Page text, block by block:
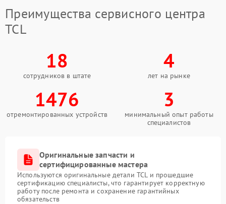
Преимущества сервисного центра
TCL
18
сотрудников в штате
4
лет на рынке
1476
отремонтированных устройств
3
минимальный опыт работы
специалистов
Оригинальные запчасти и
сертифицированные мастера
Используются оригинальные детали TCL и прошедшие
сертификацию специалисты, что гарантирует корректную
работу после ремонта и сохранение гарантийных
обязательств